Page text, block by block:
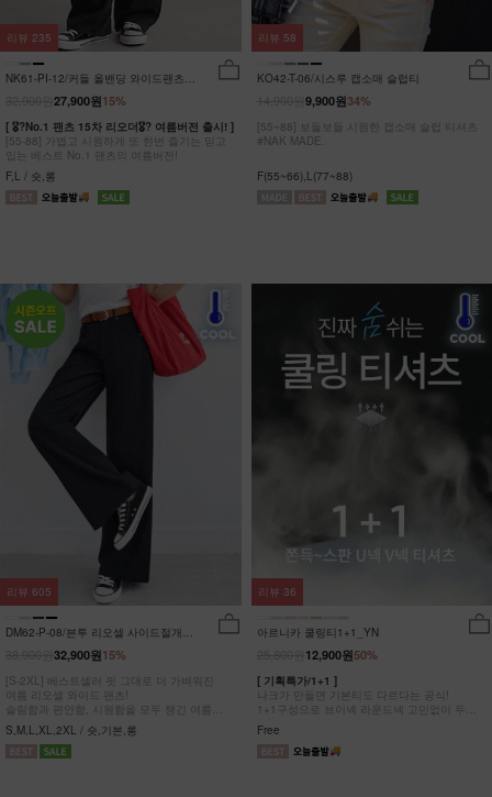
NK61-PI-12/커들 올밴딩 와이드팬츠
15%
27,900원
[ 🎖?No.1 팬츠 15차 리오더🎖? 여름버전 출시! ]
[55-88] 가볍고 시원하게 또 한번 즐기는 믿고
입는 베스트 No.1 팬츠의 여름버전!
F,L / 숏,롱
리뷰 235
KO42-T-06/시스루 캡소매 슬럽티
34%
9,900원
[55~88] 보들보들 시원한 캡소매 슬럽 티셔츠
#NAK MADE.
F(55~66),L(77~88)
리뷰 58
DM62-P-08/븐투 리오셀 사이드절개팬
15%
32,900원
[S-2XL] 베스트셀러 핏 그대로 더 가벼워진
여름 리오셀 와이드 팬츠!
슬림함과 편안함, 시원함을 모두 챙긴 여름
완전정복 팬츠
S,M,L,XL,2XL / 숏,기본,롱
리뷰 605
아르니카 쿨링티1+1_YN
50%
12,900원
[ 기획특가/1+1 ]
나크가 만들면 기본티도 다르다는 공식!
1+1구성으로 브이넥 라운드넥 고민없이 두장
다 챙겨가세요
Free
리뷰 36